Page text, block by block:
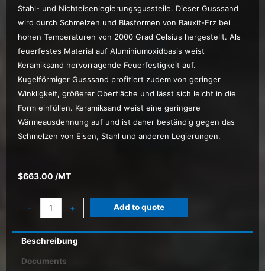
Stahl- und Nichteisenlegierungsgussteile. Dieser Gusssand
wird durch Schmelzen und Blasformen von Bauxit-Erz bei
hohen Temperaturen von 2000 Grad Celsius hergestellt. Als
feuerfestes Material auf Aluminiumoxidbasis weist
Keramiksand hervorragende Feuerfestigkeit auf.
Kugelförmiger Gusssand profitiert zudem von geringer
Winkligkeit, größerer Oberfläche und lässt sich leicht in die
Form einfüllen. Keramiksand weist eine geringere
Wärmeausdehnung auf und ist daher beständig gegen das
Schmelzen von Eisen, Stahl und anderen Legierungen.
$663.00 /MT
- + Add to quote
Beschreibung
Documents